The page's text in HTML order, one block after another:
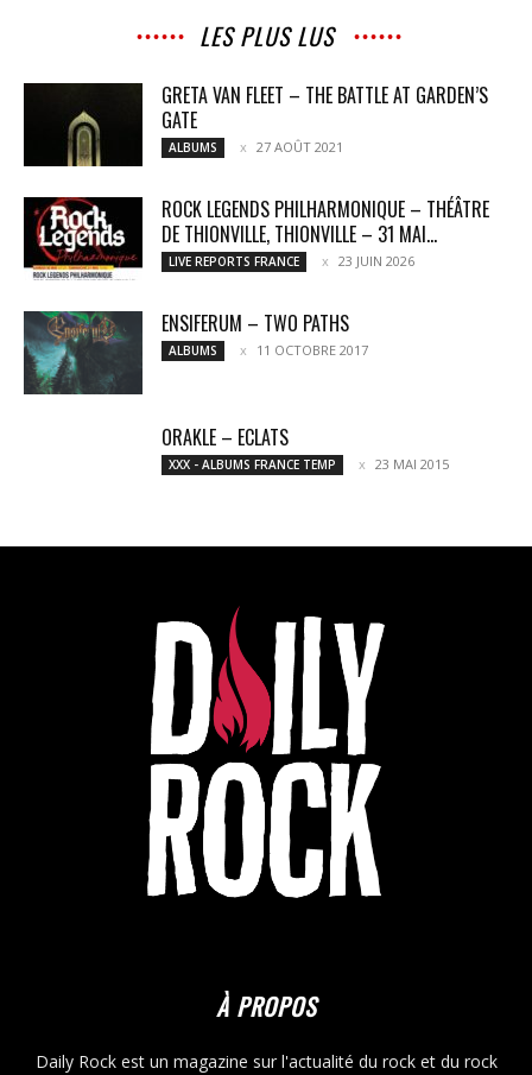
LES PLUS LUS
GRETA VAN FLEET – THE BATTLE AT GARDEN’S
GATE
ALBUMS 27 AOÛT 2021
ROCK LEGENDS PHILHARMONIQUE – THÉÂTRE
DE THIONVILLE, THIONVILLE – 31 MAI...
LIVE REPORTS FRANCE 23 JUIN 2026
ENSIFERUM – TWO PATHS
ALBUMS 11 OCTOBRE 2017
ORAKLE – ECLATS
XXX - ALBUMS FRANCE TEMP 23 MAI 2015
À PROPOS
Daily Rock est un magazine sur l'actualité du rock et du rock